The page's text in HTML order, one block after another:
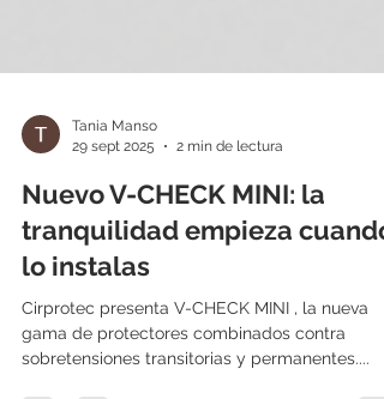
29 sept 2025
2 min de lectura
Nuevo V-CHECK MINI: la
tranquilidad empieza cuando
lo instalas
Cirprotec presenta V-CHECK MINI , la nueva